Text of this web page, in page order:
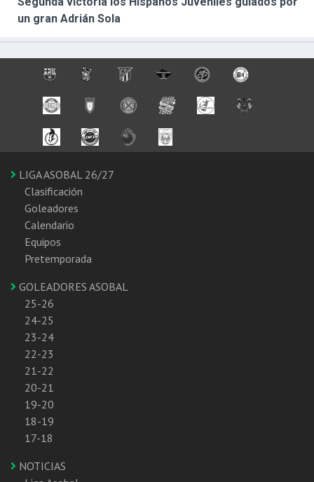
un gran Adrián Sola
LIGA ASOBAL 26/27
Clasificación
Goleadores
Calendario
Equipos
Pretemporada
GOLEADORES ASOBAL
25-26
24-25
23-24
22-23
21-22
20-21
19-20
18-19
17-18
NOTICIAS